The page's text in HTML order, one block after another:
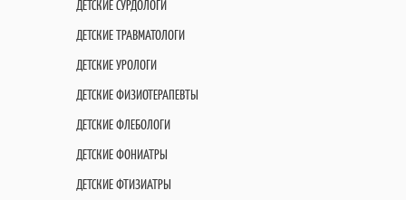
ДЕТСКИЕ СУРДОЛОГИ
ДЕТСКИЕ ТРАВМАТОЛОГИ
ДЕТСКИЕ УРОЛОГИ
ДЕТСКИЕ ФИЗИОТЕРАПЕВТЫ
ДЕТСКИЕ ФЛЕБОЛОГИ
ДЕТСКИЕ ФОНИАТРЫ
ДЕТСКИЕ ФТИЗИАТРЫ